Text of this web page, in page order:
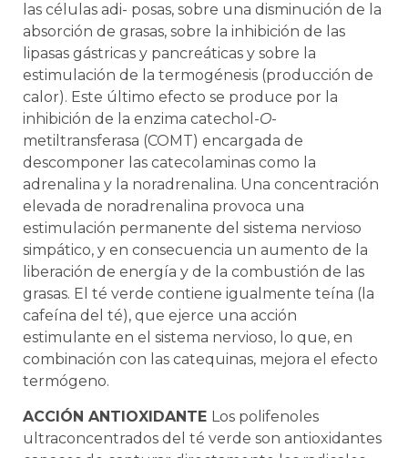
las células adi- posas, sobre una disminución de la
absorción de grasas, sobre la inhibición de las
lipasas gástricas y pancreáticas y sobre la
estimulación de la termogénesis (producción de
calor). Este último efecto se produce por la
inhibición de la enzima catechol-O-
metiltransferasa (COMT) encargada de
descomponer l as catecolaminas como la
adrenalina y la noradrenalina. Una concentración
elevada de noradrenalina provoca una
estimulación permanente del sistema nervioso
simpático, y en consecuencia un aumento de la
liberación de energía y de la combustión de las
grasas. El té verde contiene igualmente teína (la
cafeína del té), que ejerce una acción
estimulante en el sistema nervioso, lo que, en
combinación con las catequinas, mejora el efecto
termógeno.
ACCIÓN ANTIOXIDANTE Los polifenoles
ultraconcentrados del té verde son antioxidantes